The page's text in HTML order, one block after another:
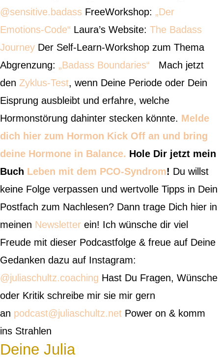
@sensitive.badass FreeWorkshop: „Der
Emotions-Code“ Laura’s Website: The Badass
Journey Der Self-Learn-Workshop zum Thema
Abgrenzung: „Badass Boundaries“ Mach jetzt
den Zyklus-Test, wenn Deine Periode oder Dein
Eisprung ausbleibt und erfahre, welche
Hormonstörung dahinter stecken könnte. Melde
dich hier zum Hormon Kick Off an und bring
deine Hormone in Balance. Hole Dir jetzt mein
Buch Leben mit dem PCO-Syndrom! Du willst
keine Folge verpassen und wertvolle Tipps in Dein
Postfach zum Nachlesen? Dann trage Dich hier in
meinen Newsletter ein! Ich wünsche dir viel
Freude mit dieser Podcastfolge & freue auf Deine
Gedanken dazu auf Instagram:
@juliaschultz.coaching Hast Du Fragen, Wünsche
oder Kritik schreibe mir sie mir gern
an podcast@juliaschultz.net Power on & komm
ins Strahlen
Deine Julia